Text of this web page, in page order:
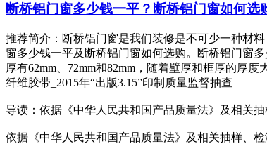
断桥铝门窗多少钱一平？断桥铝门窗如何选
推荐简介：断桥铝门窗是我们装修是不可少一种材
窗多少钱一平及断桥铝门窗如何选购。断桥铝门窗
厚有62mm、72mm和82mm，随着壁厚和框厚的厚度
纤维胶带_2015年“出版3.15”印制质量监督抽查
导读：依据《中华人民共和国产品质量法》及相关
依据《中华人民共和国产品质量法》及相关抽样、